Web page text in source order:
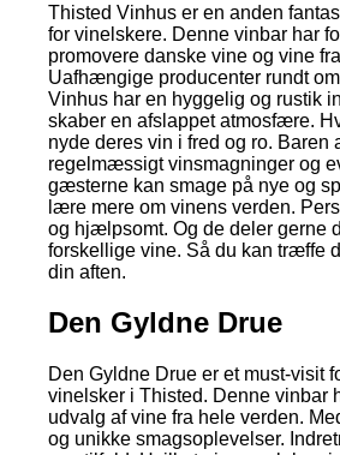
Thisted Vinhus er en anden
for vinelskere. Denne vinbar har
promovere danske vine og vine
Uafhængige producenter rundt
Vinhus har en hyggelig og rustik
skaber en afslappet atmosfære.
nyde deres vin i fred og ro. Baren
regelmæssigt vinsmagninger og
gæsterne kan smage på nye og
lære mere om vinens verden.
og hjælpsomt. Og de deler gerne
forskellige vine. Så du kan træffe
din aften.
Den Gyldne Drue
Den Gyldne Drue er et must-visit
vinelsker i Thisted. Denne vinbar
udvalg af vine fra hele verden.
og unikke smagsoplevelser.